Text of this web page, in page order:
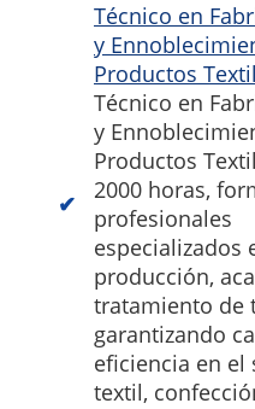
Técnico en
y
Productos
Técnico en
y
Productos
2000 horas,
profesionales
especializados
producción,
tratamiento de
garantizando
eficiencia en el
textil,